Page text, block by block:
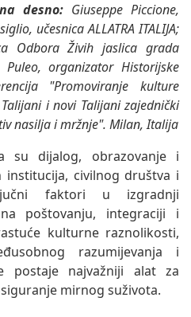
desno: Giuseppe Piccione,
učesnica ALLATRA ITALIJA;
Odbora Živih jaslica grada
organizator Historijske
"Promoviranje kulture
i novi Talijani zajednički
nasilja i mržnje". Milan, Italija
su dijalog, obrazovanje i
institucija, civilnog društva i
faktori u izgradnji
poštovanju, integraciji i
kulturne raznolikosti,
razumijevanja i
postaje najvažniji alat za
mirnog suživota.